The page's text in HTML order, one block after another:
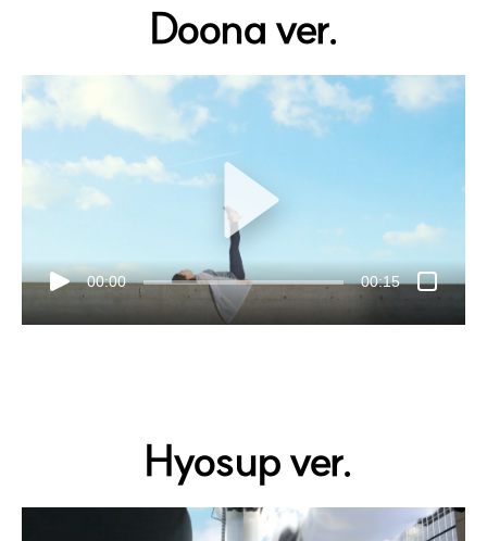
Doona ver.
00:00 00:15
Hyosup ver.